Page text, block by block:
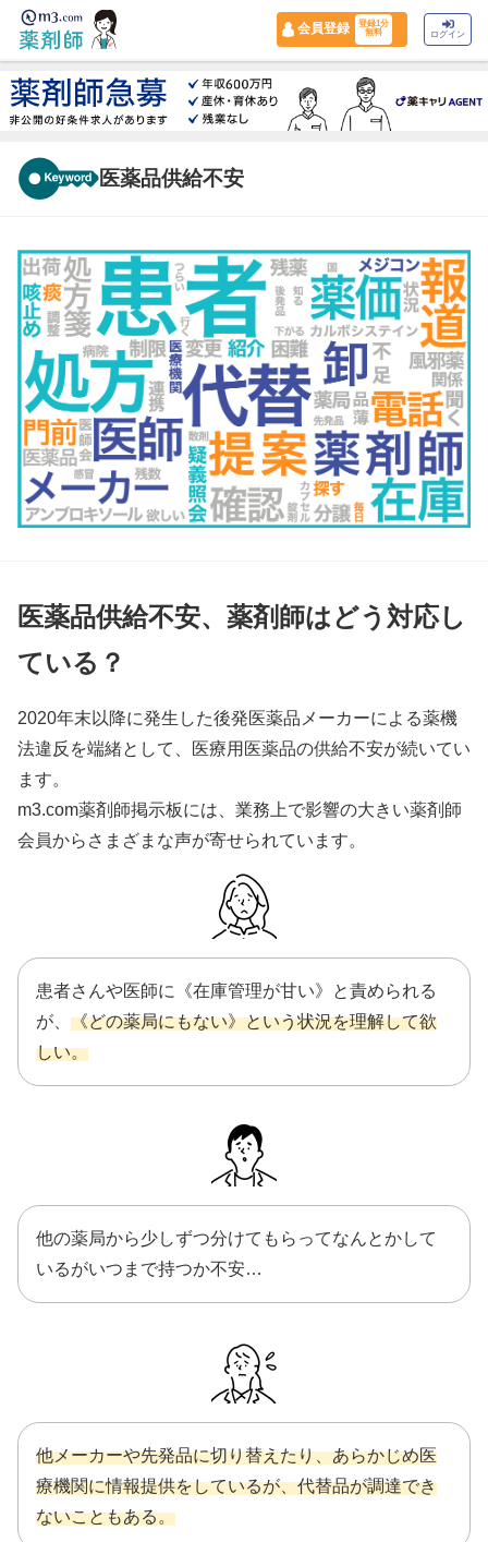
会員登録
登録1分
無料
ログイン
医薬品供給不安
医薬品供給不安、薬剤師はどう対応し
ている？
2020年末以降に発生した後発医薬品メーカーによる薬機
法違反を端緒として、医療用医薬品の供給不安が続いてい
ます。
m3.com薬剤師掲示板には、業務上で影響の大きい薬剤師
会員からさまざまな声が寄せられています。
患者さんや医師に《在庫管理が甘い》と責められる
が、 《どの薬局にもない》という状況を理解して欲
しい。
他の薬局から少しずつ分けてもらってなんとかして
いるがいつまで持つか不安…
他メーカーや先発品に切り替えたり、あらかじめ医
療機関に情報提供をしているが、代替品が調達でき
ないこともある。